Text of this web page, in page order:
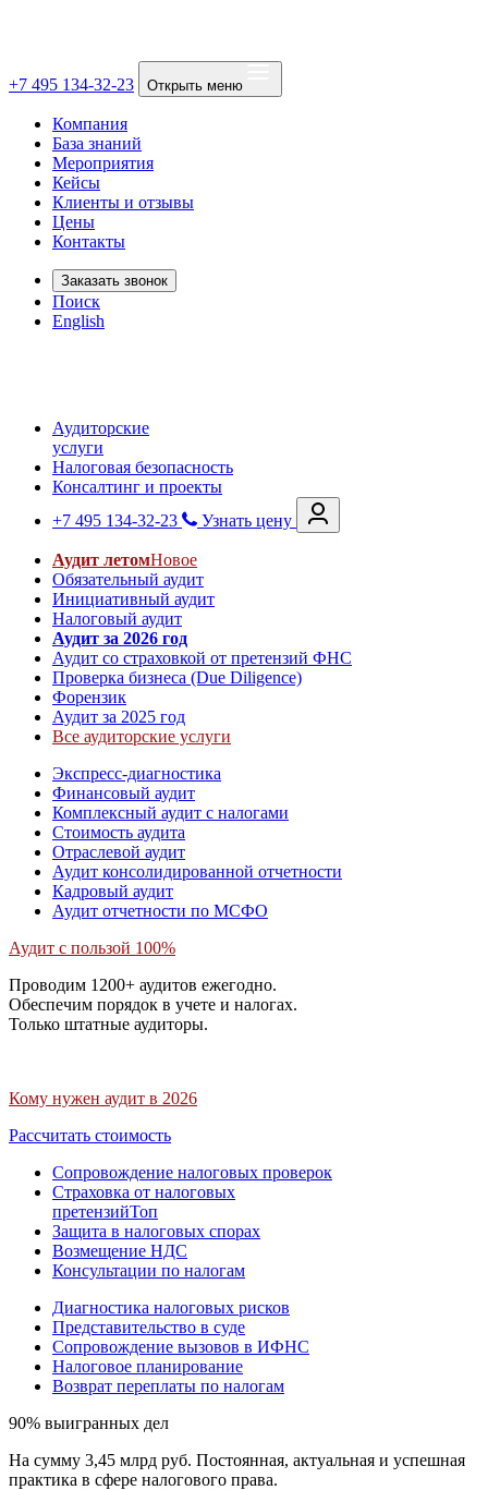
+7 495 134-32-23 Открыть меню
Компания
База знаний
Мероприятия
Кейсы
Клиенты и отзывы
Цены
Контакты
Заказать звонок
Поиск
English
Аудиторские
услуги
Налоговая безопасность
Консалтинг и проекты
+7 495 134-32-23
Узнать цену
Аудит летомНовое
Обязательный аудит
Инициативный аудит
Налоговый аудит
Аудит за 2026 год
Аудит со страховкой от претензий ФНС
Проверка бизнеса (Due Diligence)
Форензик
Аудит за 2025 год
Все аудиторские услуги
Экспресс-диагностика
Финансовый аудит
Комплексный аудит с налогами
Стоимость аудита
Отраслевой аудит
Аудит консолидированной отчетности
Кадровый аудит
Аудит отчетности по МСФО
Аудит с пользой 100%
Проводим 1200+ аудитов ежегодно.
Обеспечим порядок в учете и налогах.
Только штатные аудиторы.
Кому нужен аудит в 2026
Рассчитать стоимость
Сопровождение налоговых проверок
Страховка от налоговых
претензийТоп
Защита в налоговых спорах
Возмещение НДС
Консультации по налогам
Диагностика налоговых рисков
Представительство в суде
Сопровождение вызовов в ИФНС
Налоговое планирование
Возврат переплаты по налогам
90% выигранных дел
На сумму 3,45 млрд руб. Постоянная, актуальная и успешная
практика в сфере налогового права.